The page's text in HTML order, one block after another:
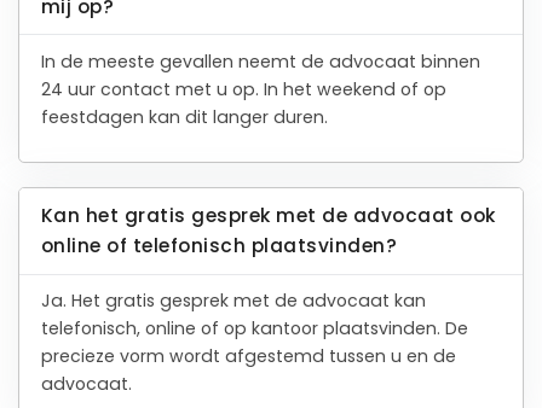
mij op?
In de meeste gevallen neemt de advocaat binnen
24 uur contact met u op. In het weekend of op
feestdagen kan dit langer duren.
Kan het gratis gesprek met de advocaat ook
online of telefonisch plaatsvinden?
Ja. Het gratis gesprek met de advocaat kan
telefonisch, online of op kantoor plaatsvinden. De
precieze vorm wordt afgestemd tussen u en de
advocaat.